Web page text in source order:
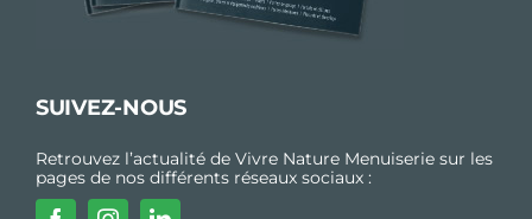
SUIVEZ-NOUS
Retrouvez l’actualité de Vivre Nature Menuiserie sur les
pages de nos différents réseaux sociaux :